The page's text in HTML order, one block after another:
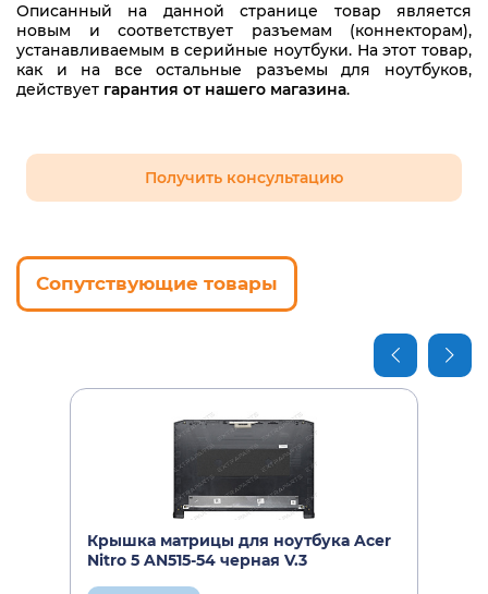
Описанный на данной странице товар является
новым и соответствует разъемам (коннекторам),
устанавливаемым в серийные ноутбуки. На этот товар,
как и на все остальные разъемы для ноутбуков,
действует гарантия от нашего магазина.
Получить консультацию
Сопутствующие товары
Крышка матрицы для ноутбука Acer
Nitro 5 AN515-54 черная V.3